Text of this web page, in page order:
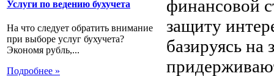
Услуги по ведению бухучета
На что следует обратить внимание
при выборе услуг бухучета?
Экономя рубль,...
Подробнее »
финансовой
защиту
базируясь на